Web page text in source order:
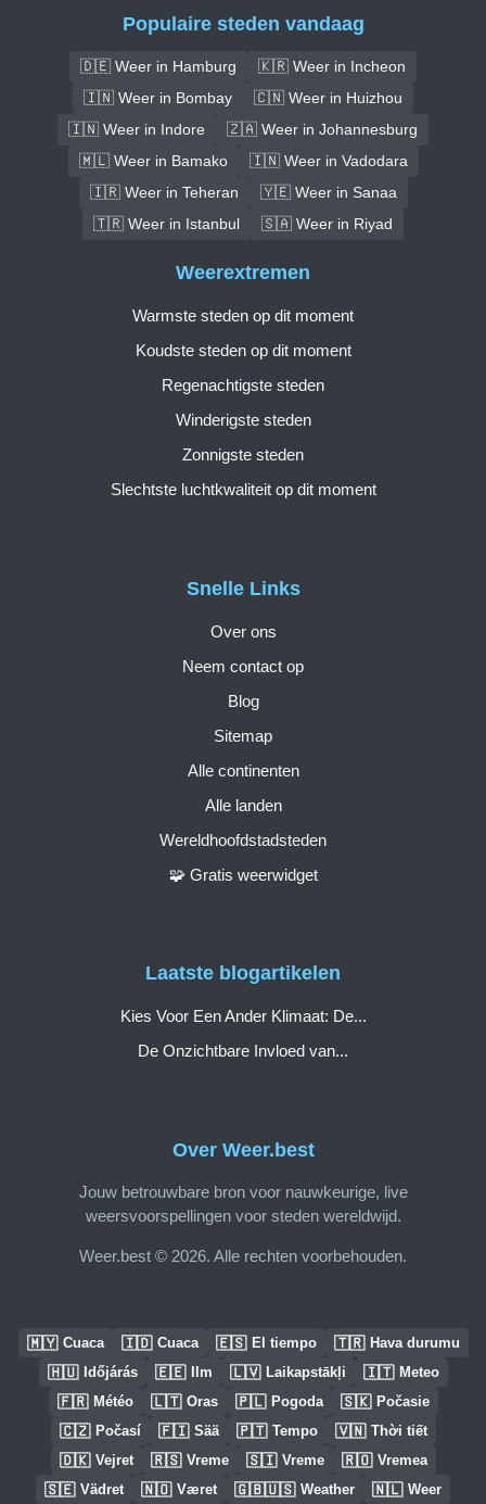
Populaire steden vandaag
🇩🇪 Weer in Hamburg
🇰🇷 Weer in Incheon
🇮🇳 Weer in Bombay
🇨🇳 Weer in Huizhou
🇮🇳 Weer in Indore
🇿🇦 Weer in Johannesburg
🇲🇱 Weer in Bamako
🇮🇳 Weer in Vadodara
🇮🇷 Weer in Teheran
🇾🇪 Weer in Sanaa
🇹🇷 Weer in Istanbul
🇸🇦 Weer in Riyad
Over Weer.best
Jouw betrouwbare bron voor nauwkeurige, live
weersvoorspellingen voor steden wereldwijd.
Weer.best © 2026. Alle rechten voorbehouden.
Snelle Links
Over ons
Neem contact op
Blog
Sitemap
Alle continenten
Alle landen
Wereldhoofdstadsteden
🧩 Gratis weerwidget
Weerextremen
Warmste steden op dit moment
Koudste steden op dit moment
Regenachtigste steden
Winderigste steden
Zonnigste steden
Slechtste luchtkwaliteit op dit moment
Laatste blogartikelen
Kies Voor Een Ander Klimaat: De...
De Onzichtbare Invloed van...
🇲🇾 Cuaca 🇮🇩 Cuaca 🇪🇸 El tiempo 🇹🇷 Hava durumu
🇭🇺 Időjárás 🇪🇪 Ilm 🇱🇻 Laikapstākļi 🇮🇹 Meteo
🇫🇷 Météo 🇱🇹 Oras 🇵🇱 Pogoda 🇸🇰 Počasie
🇨🇿 Počasí 🇫🇮 Sää 🇵🇹 Tempo 🇻🇳 Thời tiết
🇩🇰 Vejret 🇷🇸 Vreme 🇸🇮 Vreme 🇷🇴 Vremea
🇸🇪 Vädret 🇳🇴 Været 🇬🇧🇺🇸 Weather 🇳🇱 Weer